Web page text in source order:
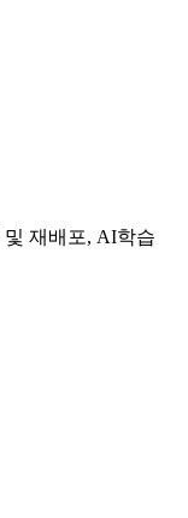
재배포, AI학습